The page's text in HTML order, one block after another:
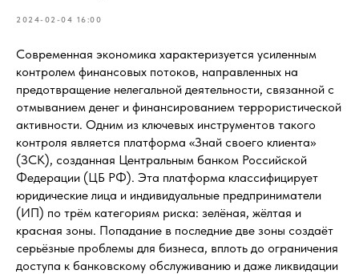
2024-02-04 16:00
Современная экономика характеризуется усиленным
контролем финансовых потоков, направленных на
предотвращение нелегальной деятельности, связанной с
отмыванием денег и финансированием террористической
активности. Одним из ключевых инструментов такого
контроля является платформа «Знай своего клиента»
(ЗСК), созданная Центральным банком Российской
Федерации (ЦБ РФ). Эта платформа классифицирует
юридические лица и индивидуальные предприниматели
(ИП) по трём категориям риска: зелёная, жёлтая и
красная зоны. Попадание в последние две зоны создаёт
серьёзные проблемы для бизнеса, вплоть до ограничения
доступа к банковскому обслуживанию и даже ликвидации